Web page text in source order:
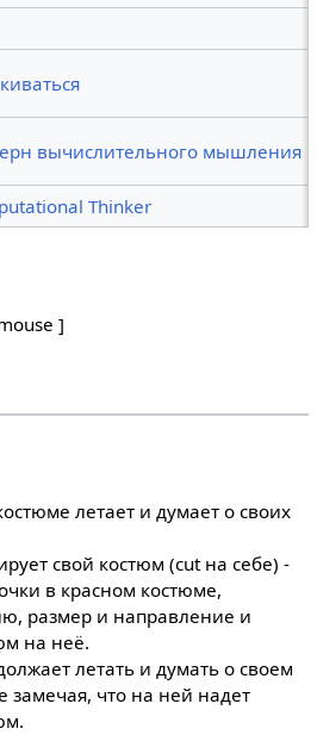
вычислительного мышления
Thinker
]
летает и думает о своих
свой костюм (cut на себе) -
в красном костюме,
размер и направление и
на неё.
летать и думать о своем
замечая, что на ней надет